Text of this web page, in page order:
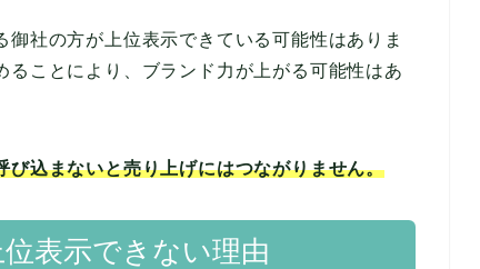
社の方が上位表示できている可能性はありま
ことにより、ブランド力が上がる可能性はあ
び込まないと売り上げにはつながりません。
表示できない理由